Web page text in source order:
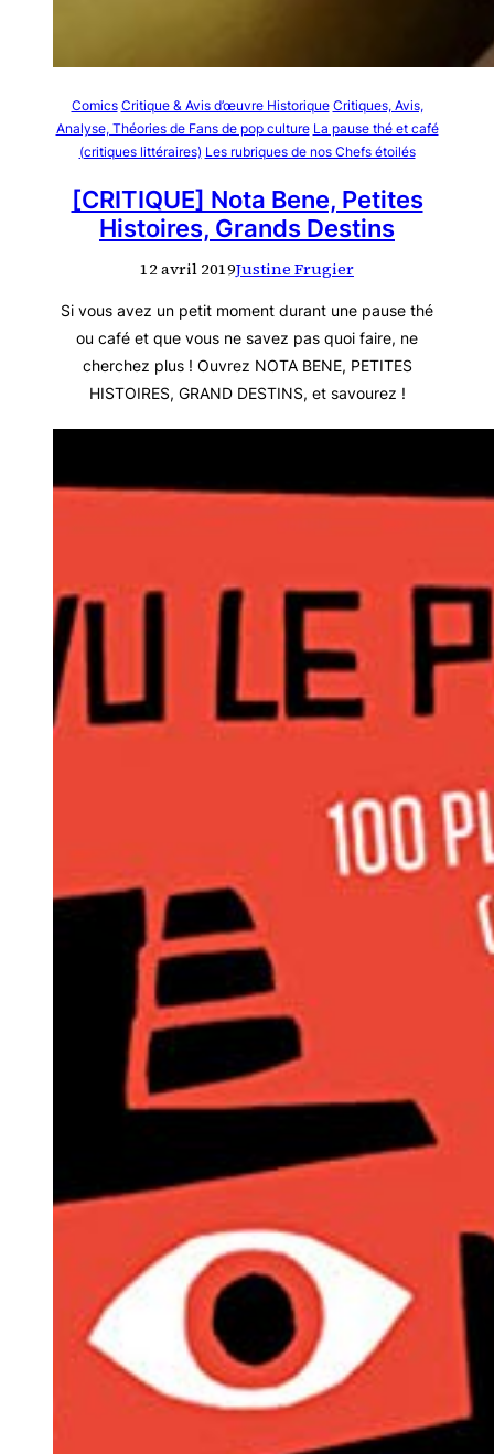
Comics Critique & Avis d’œuvre Historique Critiques, Avis,
Analyse, Théories de Fans de pop culture La pause thé et café
(critiques littéraires) Les rubriques de nos Chefs étoilés
[CRITIQUE] Nota Bene, Petites
Histoires, Grands Destins
12 avril 2019Justine Frugier
Si vous avez un petit moment durant une pause thé
ou café et que vous ne savez pas quoi faire, ne
cherchez plus ! Ouvrez NOTA BENE, PETITES
HISTOIRES, GRAND DESTINS, et savourez !